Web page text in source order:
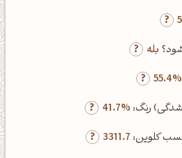
بله
55.4%
رنگ: 41.7%
کلوین: 3311.7